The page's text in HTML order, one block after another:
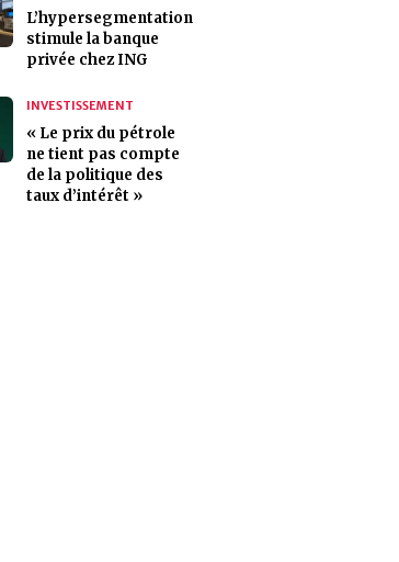
L’hypersegmentation
stimule la banque
privée chez ING
INVESTISSEMENT
« Le prix du pétrole
ne tient pas compte
de la politique des
taux d’intérêt »